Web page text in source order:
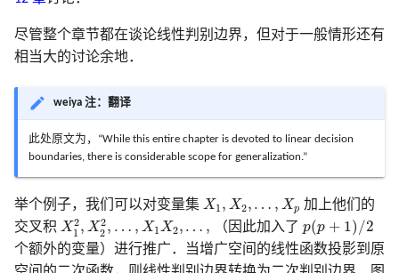
尽管整个章节都在谈论线性判别边界，但对于一般情形还有
相当大的讨论余地．
weiya 注：翻译
此处原文为，“While this entire chapter is devoted to linear decision
boundaries, there is considerable scope for generalization.”
举个例子，我们可以对变量集 X1 , X2, … , Xp
X1 2,
加上他们的
交叉积 X2
1 , X2
2 , … , X1X2, … ,
X12 X22 1X2 ,…
（因此加入了p(p + 1) /2
(p 1 / 2
个额外的变量）进行推广．当增广空间的线性函数投影到原